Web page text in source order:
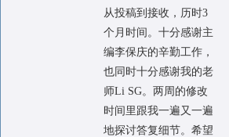
从投稿到接收，历时3
个月时间。十分感谢主
编李保庆的辛勤工作，
也同时十分感谢我的老
师Li SG。两周的修改
时间里跟我一遍又一遍
地探讨答复细节。希望